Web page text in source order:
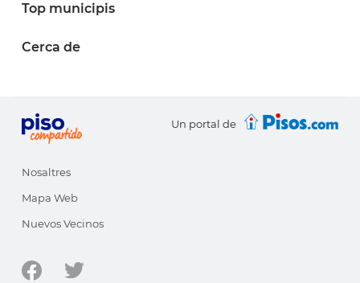
Top municipis
Cerca de
Un portal de
Nosaltres
Mapa Web
Nuevos Vecinos